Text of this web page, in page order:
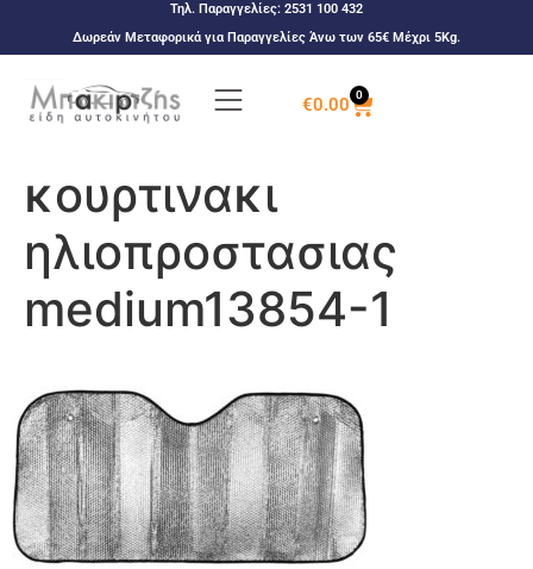
Τηλ. Παραγγελίες: 2531 100 432
Δωρεάν Μεταφορικά για Παραγγελίες Άνω των 65€ Μέχρι 5Kg.
€0.00 0
κουρτινακι
ηλιοπροστασιας
medium13854-1